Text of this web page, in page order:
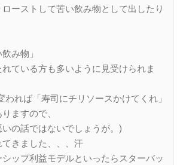
ーストして苦い飲み物として出したり
み物」
ている方も多いように見受けられま
われば「寿司にチリソースかけてくれ」
ますので、
の話ではないでしょうが。)
きました、、、汗
ップ利益モデルといったらスターバッ